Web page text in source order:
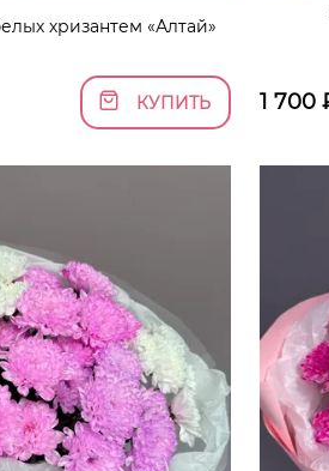
хризантем «Алтай»
КУПИТЬ 1 700